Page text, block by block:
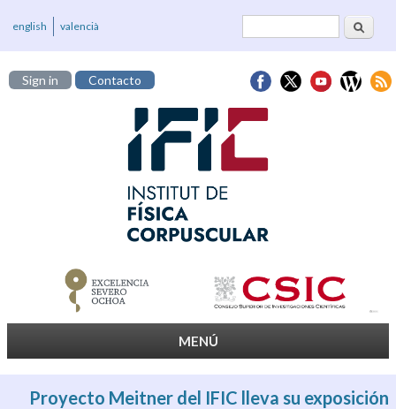
Formulario deBuscar
english valencià
Sign in Contacto
MENÚ
Proyecto Meitner del IFIC lleva su exposición